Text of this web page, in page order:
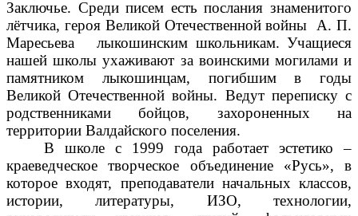
Заключье. Среди писем есть послания знаменитого
лётчика, героя Великой Отечественной войны А. П.
Маресьева лыкошинским школьникам. Учащиеся
нашей школы ухаживают за воинскими могилами и
памятником лыкошинцам, погибшим в годы
Великой Отечественной войны. Ведут переписку с
родственниками бойцов, захороненных на
территории Валдайского поселения.
В школе с 1999 года работает эстетико –
краеведческое творческое объединение «Русь», в
которое входят, преподаватели начальных классов,
истории, литературы, ИЗО, технологии,